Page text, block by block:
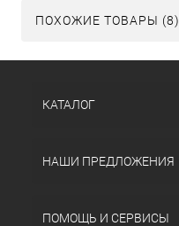
ПОХОЖИЕ ТОВАРЫ (8)
КАТАЛОГ
НАШИ ПРЕДЛОЖЕНИЯ
ПОМОЩЬ И СЕРВИСЫ